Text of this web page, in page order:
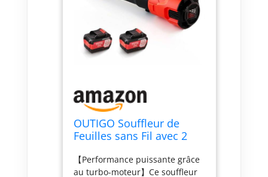
OUTIGO Souffleur de
Feuilles sans Fil avec 2
Vitesse du Vent 49 m/s,
Mode Double Vitesse,
【Performance puissante grâce
au turbo-moteur】Ce souffleur